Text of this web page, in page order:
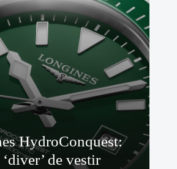
HydroConquest:
de vestir